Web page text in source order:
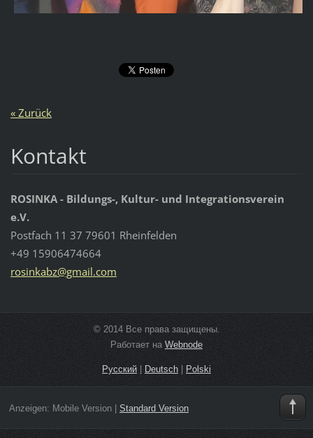
« Zurück
Kontakt
ROSINKA - Bildungs-, Kultur- und Integrationsverein
e.V.
Postfach 11 37 79601 Rheinfelden
+49 15906474664
rosinkabz@gmail.com
© 2014 Все права защищены.
Работает на Webnode
Русский Deutsch Polski
Anzeigen: Mobile Version| Standard Version